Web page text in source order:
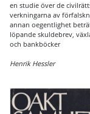
en studie över de
verkningarna av
annan oegentlighet
löpande skuldebrev,
och bankböcker
Henrik Hessler